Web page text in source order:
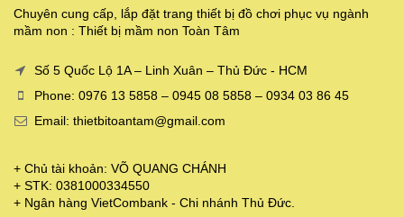
Chuyên cung cấp, lắp đặt trang thiết bị đồ chơi phục vụ ngành
mầm non : Thiết bị mầm non Toàn Tâm
Số 5 Quốc Lộ 1A – Linh Xuân – Thủ Đức - HCM
Phone: 0976 13 5858 – 0945 08 5858 – 0934 03 86 45
Email: thietbitoantam@gmail.com
+ Chủ tài khoản: VÕ QUANG CHÁNH
+ STK: 0381000334550
+ Ngân hàng VietCombank - Chi nhánh Thủ Đức.